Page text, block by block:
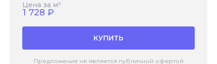
Цена за м²
1 728 ₽
КУПИТЬ
Предложение не является публичной офертой